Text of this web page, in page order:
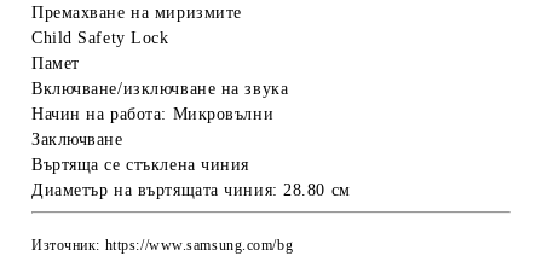
Премахване на миризмите
Child Safety Lock
Памет
Включване/изключване на звука
Начин на работа: Микровълни
Заключване
Въртяща се стъклена чиния
Диаметър на въртящата чиния: 28.80 см
Източник: https://www.samsung.com/bg